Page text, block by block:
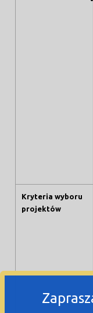
Kryteria wyboru
projektów